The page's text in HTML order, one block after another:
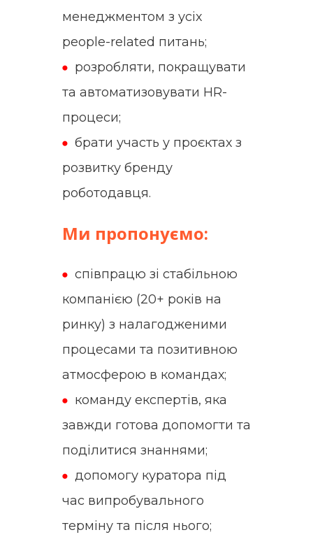
менеджментом з усіх
people-related питань;
розробляти, покращувати
та автоматизовувати HR-
процеси;
брати участь у проєктах з
розвитку бренду
роботодавця.
Ми пропонуємо:
співпрацю зі стабільною
компанією (20+ років на
ринку) з налагодженими
процесами та позитивною
атмосферою в командах;
команду експертів, яка
завжди готова допомогти та
поділитися знаннями;
допомогу куратора під
час випробувального
терміну та після нього;